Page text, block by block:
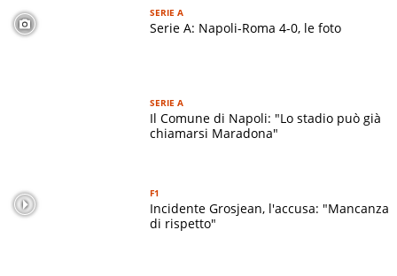
SERIE A
Serie A: Napoli-Roma 4-0, le foto
SERIE A
Il Comune di Napoli: "Lo stadio può già
chiamarsi Maradona"
F1
Incidente Grosjean, l'accusa: "Mancanza
di rispetto"